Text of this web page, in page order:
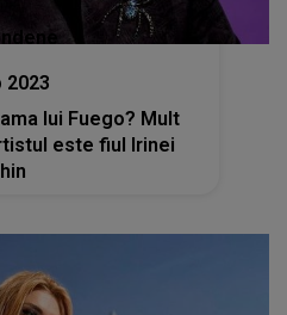
2023
lui Fuego? Mult
este fiul Irinei